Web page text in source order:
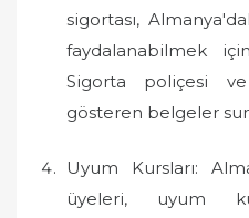
sigortası,
faydalanabilmek
Sigorta poliçesi
gösteren belgeler
Uyum Kursları:
üyeleri, uyum